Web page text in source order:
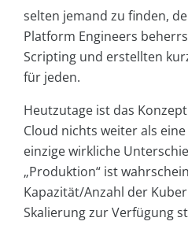
selten jemand zu finden,
Platform Engineers
Scripting und erstellten
für jeden.
Heutzutage ist das
Cloud nichts weiter als
einzige wirkliche
„Produktion“ ist
Kapazität/Anzahl der
Skalierung zur Verfügung